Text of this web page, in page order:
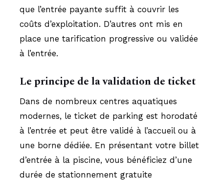
que l’entrée payante suffit à couvrir les
coûts d’exploitation. D’autres ont mis en
place une tarification progressive ou validée
à l’entrée.
Le principe de la validation de ticket
Dans de nombreux centres aquatiques
modernes, le ticket de parking est horodaté
à l’entrée et peut être validé à l’accueil ou à
une borne dédiée. En présentant votre billet
d’entrée à la piscine, vous bénéficiez d’une
durée de stationnement gratuite